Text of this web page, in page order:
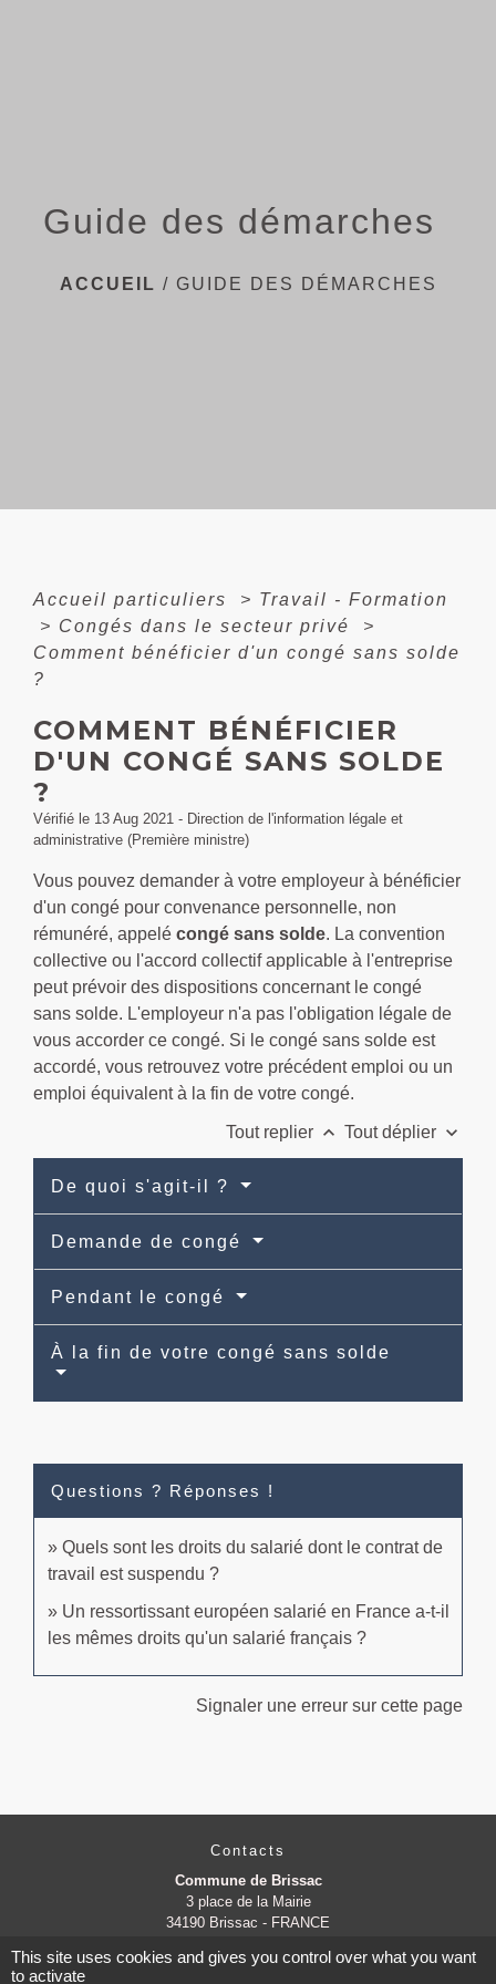
Guide des démarches
ACCUEIL / GUIDE DES DÉMARCHES
Accueil particuliers > Travail - Formation
> Congés dans le secteur privé
>
Comment bénéficier d'un congé sans solde
?
COMMENT BÉNÉFICIER
D'UN CONGÉ SANS SOLDE
?
Vérifié le 13 Aug 2021 - Direction de l'information légale et
administrative (Première ministre)
Vous pouvez demander à votre employeur à bénéficier
d'un congé pour convenance personnelle, non
rémunéré, appelé congé sans solde. La convention
collective ou l'accord collectif applicable à l'entreprise
peut prévoir des dispositions concernant le congé
sans solde. L'employeur n'a pas l'obligation légale de
vous accorder ce congé. Si le congé sans solde est
accordé, vous retrouvez votre précédent emploi ou un
emploi équivalent à la fin de votre congé.
Tout replier keyboard_arrow_up Tout déplier keyboard_arrow_down
De quoi s'agit-il ?
Demande de congé
Pendant le congé
À la fin de votre congé sans solde
Questions ? Réponses !
Quels sont les droits du salarié dont le contrat de
travail est suspendu ?
Un ressortissant européen salarié en France a-t-il
les mêmes droits qu'un salarié français ?
Signaler une erreur sur cette page
Contacts
Commune de Brissac
3 place de la Mairie
34190 Brissac - FRANCE
This site uses cookies and gives you control over what you want
to activate